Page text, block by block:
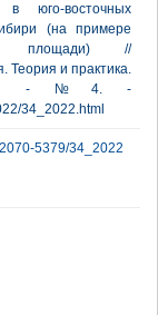
в юго-восточных
(на примере
площади) //
Теория и практика.
- №4. -
34_2022.html
5379/34_2022